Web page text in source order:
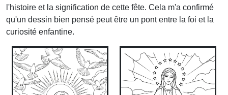
l'histoire et la signification de cette fête. Cela m'a confirmé
qu'un dessin bien pensé peut être un pont entre la foi et la
curiosité enfantine.